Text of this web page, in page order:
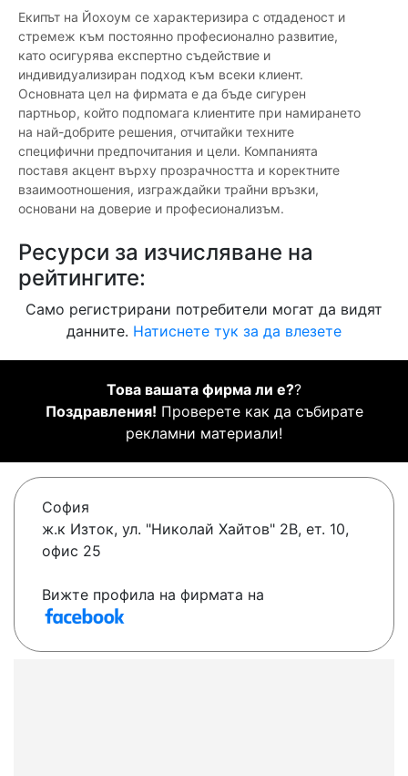
Екипът на Йохоум се характеризира с отдаденост и
стремеж към постоянно професионално развитие,
като осигурява експертно съдействие и
индивидуализиран подход към всеки клиент.
Основната цел на фирмата е да бъде сигурен
партньор, който подпомага клиентите при намирането
на най-добрите решения, отчитайки техните
специфични предпочитания и цели. Компанията
поставя акцент върху прозрачността и коректните
взаимоотношения, изграждайки трайни връзки,
основани на доверие и професионализъм.
Ресурси за изчисляване на
рейтингите:
Само регистрирани потребители могат да видят
данните. Натиснете тук за да влезете
Това вашата фирма ли е??
Поздравления! Проверете как да събирате
рекламни материали!
София
ж.к Изток, ул. "Николай Хайтов" 2В, ет. 10,
офис 25
Вижте профила на фирмата на